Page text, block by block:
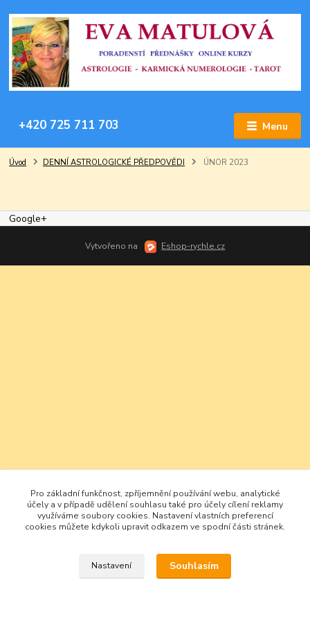
Menu
+420 725 711 703
Úvod DENNÍ ASTROLOGICKÉ PŘEDPOVĚDI ÚNOR 2023
Google+
Vytvořeno na Eshop-rychle.cz
Pro základní funkčnost, zpříjemnění používání webu, analytické
účely a v případě udělení souhlasu také pro účely cílení reklamy
využíváme soubory cookies. Nastavení vlastních preferencí
cookies můžete kdykoli upravit odkazem ve spodní části stránek.
Nastavení Souhlasím